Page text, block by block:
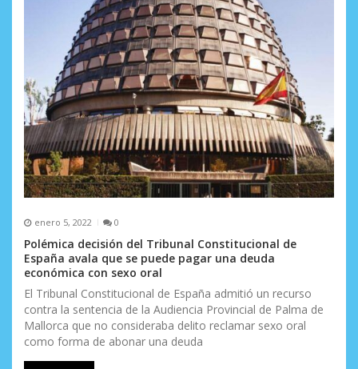
a
d
a
s
enero 5, 2022 0
Polémica decisión del Tribunal Constitucional de
España avala que se puede pagar una deuda
económica con sexo oral
El Tribunal Constitucional de España admitió un recurso
contra la sentencia de la Audiencia Provincial de Palma de
Mallorca que no consideraba delito reclamar sexo oral
como forma de abonar una deuda